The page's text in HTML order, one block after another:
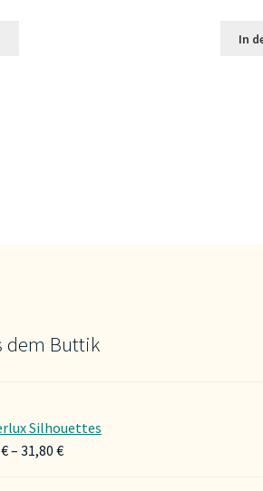
In
dem Buttik
Silhouettes
€–31,80€Preisspanne: